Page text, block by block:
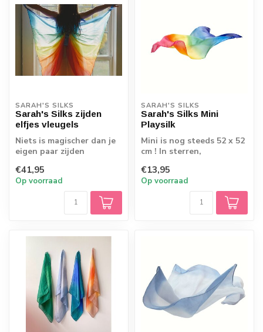
SARAH'S SILKS
Sarah's Silks zijden
elfjes vleugels
Niets is magischer dan je
eigen paar zijden
je zweven...
€41,95
Op voorraad
SARAH'S SILKS
Sarah's Silks Mini
Playsilk
Mini is nog steeds 52 x 52
cm ! In sterren,
€13,95
Op voorraad